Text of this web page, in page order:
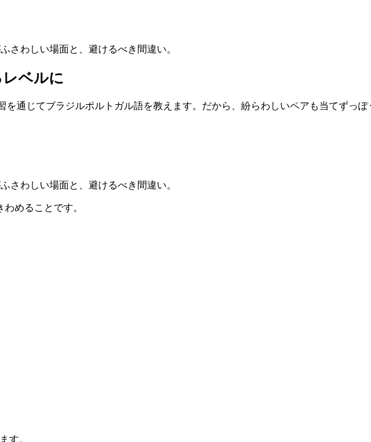
さわしい場面と、避けるべき間違い。
ベルに
通じてブラジルポルトガル語を教えます。だから、紛らわしいペアも当てずっぽ
さわしい場面と、避けるべき間違い。
めることです。
す。